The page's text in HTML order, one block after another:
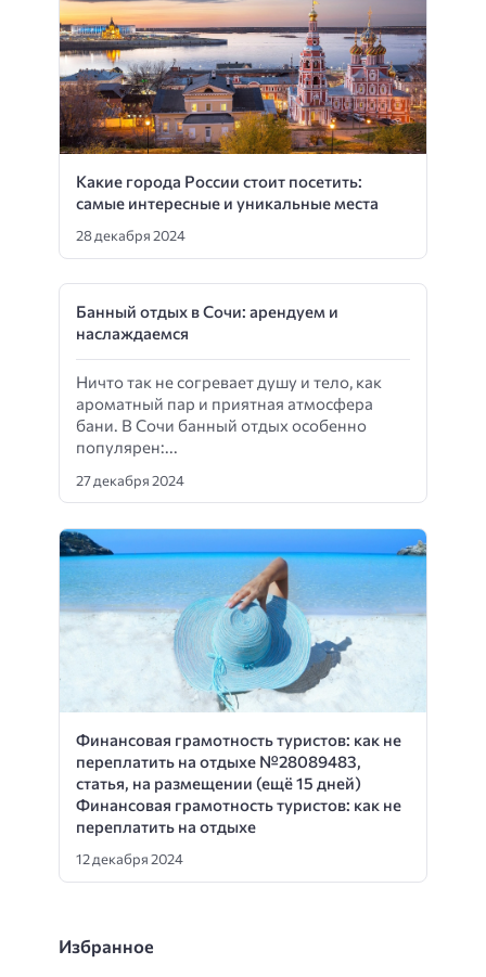
Какие города России стоит посетить:
самые интересные и уникальные места
28 декабря 2024
Банный отдых в Сочи: арендуем и
наслаждаемся
Ничто так не согревает душу и тело, как
ароматный пар и приятная атмосфера
бани. В Сочи банный отдых особенно
популярен:...
27 декабря 2024
Финансовая грамотность туристов: как не
переплатить на отдыхе №28089483,
статья, на размещении (ещё 15 дней)
Финансовая грамотность туристов: как не
переплатить на отдыхе
12 декабря 2024
Избранное